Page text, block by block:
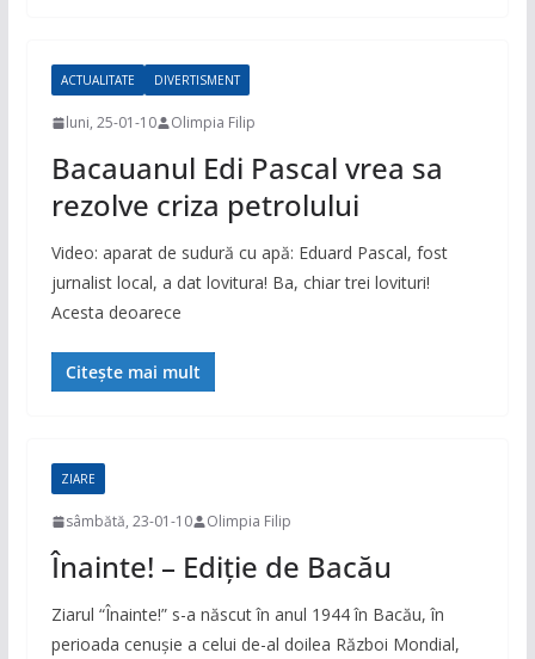
ACTUALITATE DIVERTISMENT
luni, 25-01-10 Olimpia Filip
Bacauanul Edi Pascal vrea sa
rezolve criza petrolului
Video: aparat de sudură cu apă: Eduard Pascal, fost
jurnalist local, a dat lovitura! Ba, chiar trei lovituri!
Acesta deoarece
Citește mai mult
ZIARE
sâmbătă, 23-01-10 Olimpia Filip
Înainte! – Ediţie de Bacău
Ziarul “Înainte!” s-a născut în anul 1944 în Bacău, în
perioada cenuşie a celui de-al doilea Război Mondial,